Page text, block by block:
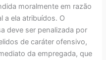
moralmente em razão
a ela atribuídos. O
deve ser penalizada por
de caráter ofensivo,
da empregada, que